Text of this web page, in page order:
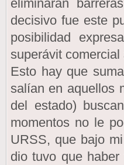
eliminaran
decisivo fue este
posibilidad
superávit comercial
Esto hay que
salían en aquellos
del estado)
momentos no le
URSS, que bajo
dio tuvo que